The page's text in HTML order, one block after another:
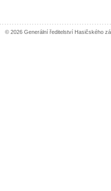
© 2026 Generální ředitelství Hasičského